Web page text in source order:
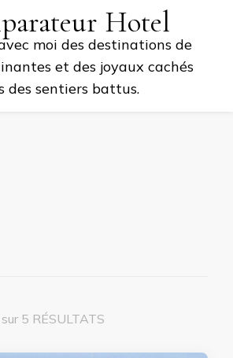
Hotel
moi des destinations de
et des joyaux cachés
des sentiers battus.
5 RÉSULTATS